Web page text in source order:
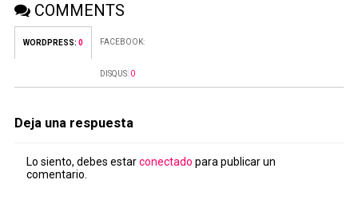
COMMENTS
WORDPRESS: 0 FACEBOOK:
DISQUS: 0
Deja una respuesta
Lo siento, debes estarconectado para publicar un
comentario.